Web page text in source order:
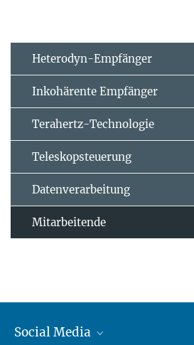
Heterodyn-Empfänger
Inkohärente Empfänger
Terahertz-Technologie
Teleskopsteuerung
Datenverarbeitung
Mitarbeitende
Social Media